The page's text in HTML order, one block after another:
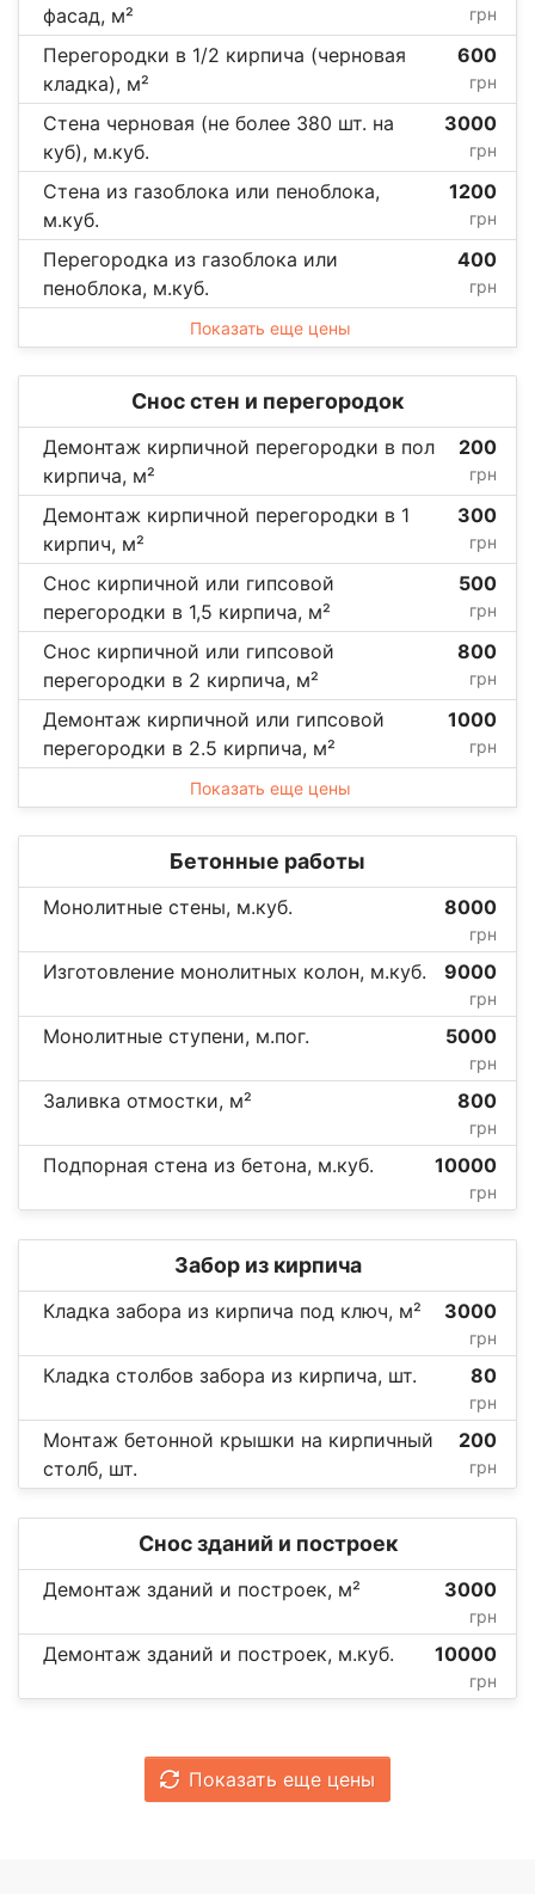
фасад, м²
грн
Перегородки в 1/2 кирпича (черновая
кладка), м²
600
грн
Стена черновая (не более 380 шт. на
куб), м.куб.
3000
грн
Стена из газоблока или пеноблока,
м.куб.
1200
грн
Перегородка из газоблока или
пеноблока, м.куб.
400
грн
Показать еще цены
Снос стен и перегородок
Демонтаж кирпичной перегородки в пол
кирпича, м²
200
грн
Демонтаж кирпичной перегородки в 1
кирпич, м²
300
грн
Снос кирпичной или гипсовой
перегородки в 1,5 кирпича, м²
500
грн
Снос кирпичной или гипсовой
перегородки в 2 кирпича, м²
800
грн
Демонтаж кирпичной или гипсовой
перегородки в 2.5 кирпича, м²
1000
грн
Показать еще цены
Бетонные работы
Монолитные стены, м.куб. 8000
грн
Изготовление монолитных колон, м.куб. 9000
грн
Монолитные ступени, м.пог. 5000
грн
Заливка отмостки, м² 800
грн
Подпорная стена из бетона, м.куб. 10000
грн
Забор из кирпича
Кладка забора из кирпича под ключ, м² 3000
грн
Кладка столбов забора из кирпича, шт. 80
грн
Монтаж бетонной крышки на кирпичный
столб, шт.
200
грн
Снос зданий и построек
Демонтаж зданий и построек, м² 3000
грн
Демонтаж зданий и построек, м.куб. 10000
грн
Показать еще цены